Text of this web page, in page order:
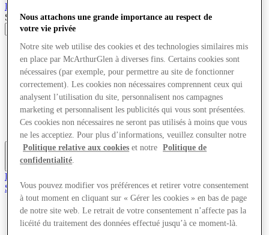
Bridgend
Search input
Magasins
Offres
Planifiez votre visite
Quoi de neuf
Mangez et buvez
Services
Cartes cadeaux
Carte du Centre
Plus
Rejoignez le Club
Sauvé
fr
Magasins
Offres
Nous attachons une grande importance au respect de
votre vie privée
Notre site web utilise des cookies et des technologies similaires mis
en place par McArthurGlen à diverses fins. Certains cookies sont
nécessaires (par exemple, pour permettre au site de fonctionner
correctement). Les cookies non nécessaires comprennent ceux qui
analysent l’utilisation du site, personnalisent nos campagnes
marketing et personnalisent les publicités qui vous sont présentées.
Ces cookies non nécessaires ne seront pas utilisés à moins que vous
ne les acceptiez. Pour plus d’informations, veuillez consulter notre
Politique relative aux cookies et notre
Politique de
confidentialité.
Vous pouvez modifier vos préférences et retirer votre consentement
à tout moment en cliquant sur « Gérer les cookies » en bas de page
de notre site web. Le retrait de votre consentement n’affecte pas la
licéité du traitement des données effectué jusqu’à ce moment-là.